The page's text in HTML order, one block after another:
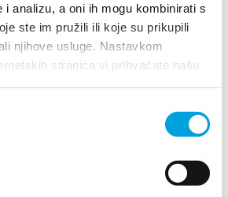
i analizu, a oni ih mogu kombinirati s
ste im pružili ili koje su prikupili
njihove usluge. Nastavkom
stranica vi prihvaćate našu
Kaštel Sućurac